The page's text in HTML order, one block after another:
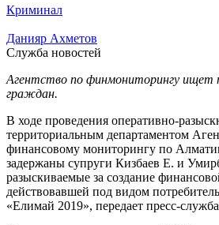
Криминал
Данияр Ахметов
Служба новостей
Агентство по финмониторингу ищет
граждан.
В ходе проведения оперативно-
территориальным департаментом
финансовому мониторингу по
задержаны супруги Кизбаев Е. и
разыскиваемые за создание
действовавшей под видом
«Елимай 2019», передает пресс-